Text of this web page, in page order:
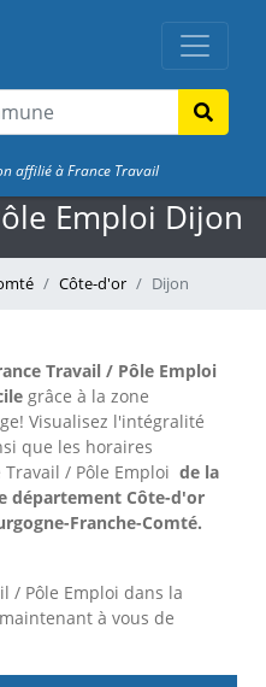
affilié à France Travail
Emploi Dijon
Côte-d'or Dijon
Travail / Pôle Emploi
grâce à la zone
Visualisez l'intégralité
que les horaires
/ Pôle Emploi de la
département Côte-d'or
Franche-Comté.
/ Pôle Emploi dans la
à vous de